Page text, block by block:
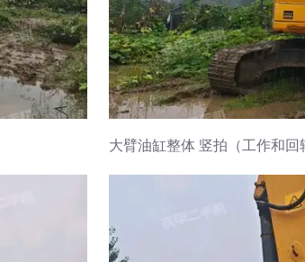
大臂油缸整体 竖拍（工作和回